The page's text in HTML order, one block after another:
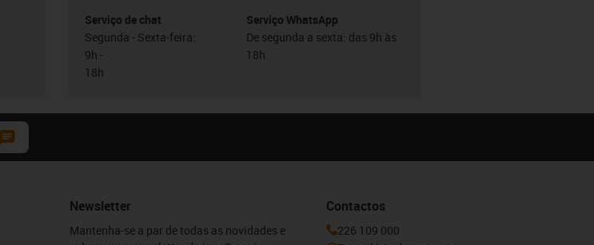
Serviço de chat
Segunda - Sexta-feira:
9h -
18h
Serviço WhatsApp
De segunda a sexta: das 9h às
18h
Newsletter
Mantenha-se a par de todas as novidades e
Contactos
226 109 000